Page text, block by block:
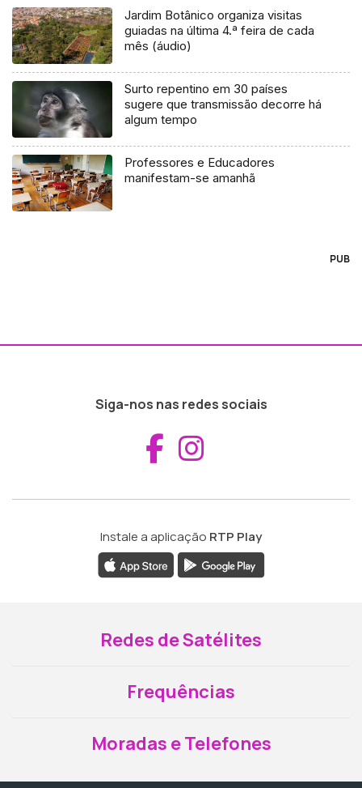
Jardim Botânico organiza visitas
guiadas na última 4.ª feira de cada
mês (áudio)
Surto repentino em 30 países
sugere que transmissão decorre há
algum tempo
Professores e Educadores
manifestam-se amanhã
PUB
Siga-nos nas redes sociais
Aceder ao
Instale a aplicação RTP Play
Redes de Satélites
Frequências
Moradas e Telefones